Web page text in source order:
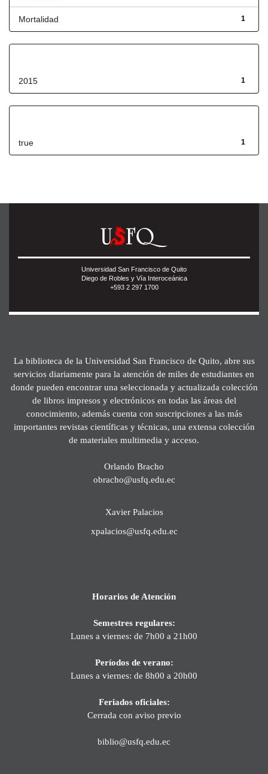
1
Mortalidad
1
2015
1
true
Universidad San Francisco de Quito
Diego de Robles y Vía Interoceánica
+593 2 297 1700
La biblioteca de la Universidad San Francisco de Quito, abre sus
servicios diariamente para la atención de miles de estudiantes en
donde pueden encontrar una seleccionada y actualizada colección
de libros impresos y electrónicos en todas las áreas del
conocimiento, además cuenta con suscripciones a las más
importantes revistas científicas y técnicas, una extensa colección
de materiales multimedia y acceso.
Orlando Bracho
obracho@usfq.edu.ec
Xavier Palacios
xpalacios@usfq.edu.ec
Horarios de Atención
Semestres regulares:
Lunes a viernes: de 7h00 a 21h00
Períodos de verano:
Lunes a viernes: de 8h00 a 20h00
Feriados oficiales:
Cerrada con aviso previo
biblio@usfq.edu.ec